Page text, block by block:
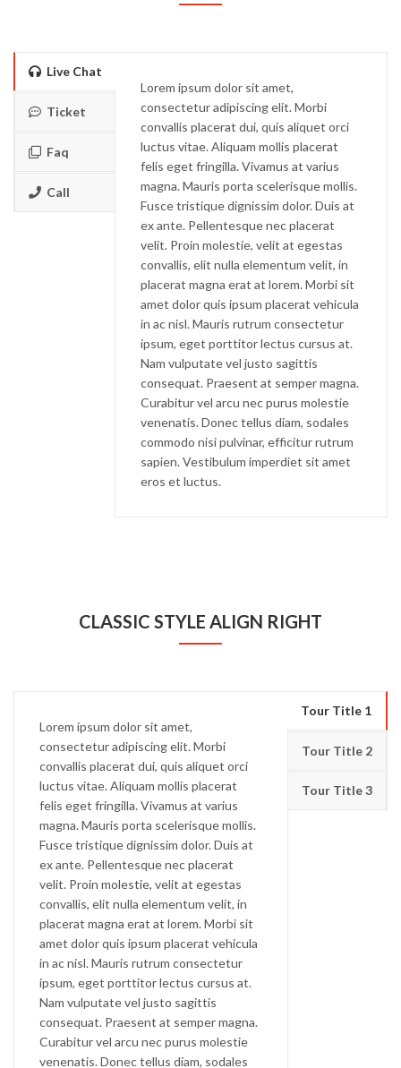
Live Chat
Ticket
Faq
Call
Lorem ipsum dolor sit amet,
consectetur adipiscing elit. Morbi
convallis placerat dui, quis aliquet orci
luctus vitae. Aliquam mollis placerat
felis eget fringilla. Vivamus at varius
magna. Mauris porta scelerisque mollis.
Fusce tristique dignissim dolor. Duis at
ex ante. Pellentesque nec placerat
velit. Proin molestie, velit at egestas
convallis, elit nulla elementum velit, in
placerat magna erat at lorem. Morbi sit
amet dolor quis ipsum placerat vehicula
in ac nisl. Mauris rutrum consectetur
ipsum, eget porttitor lectus cursus at.
Nam vulputate vel justo sagittis
consequat. Praesent at semper magna.
Curabitur vel arcu nec purus molestie
venenatis. Donec tellus diam, sodales
commodo nisi pulvinar, efficitur rutrum
sapien. Vestibulum imperdiet sit amet
eros et luctus.
CLASSIC STYLE ALIGN RIGHT
Tour Title 1
Tour Title 2
Tour Title 3
Lorem ipsum dolor sit amet,
consectetur adipiscing elit. Morbi
convallis placerat dui, quis aliquet orci
luctus vitae. Aliquam mollis placerat
felis eget fringilla. Vivamus at varius
magna. Mauris porta scelerisque mollis.
Fusce tristique dignissim dolor. Duis at
ex ante. Pellentesque nec placerat
velit. Proin molestie, velit at egestas
convallis, elit nulla elementum velit, in
placerat magna erat at lorem. Morbi sit
amet dolor quis ipsum placerat vehicula
in ac nisl. Mauris rutrum consectetur
ipsum, eget porttitor lectus cursus at.
Nam vulputate vel justo sagittis
consequat. Praesent at semper magna.
Curabitur vel arcu nec purus molestie
venenatis. Donec tellus diam, sodales